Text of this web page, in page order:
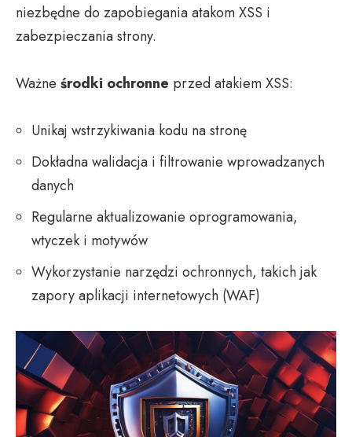
niezbędne do zapobiegania atakom XSS i
zabezpieczania strony.
Ważne środki ochronne przed atakiem XSS:
Unikaj wstrzykiwania kodu na stronę
Dokładna walidacja i filtrowanie wprowadzanych
danych
Regularne aktualizowanie oprogramowania,
wtyczek i motywów
Wykorzystanie narzędzi ochronnych, takich jak
zapory aplikacji internetowych (WAF)